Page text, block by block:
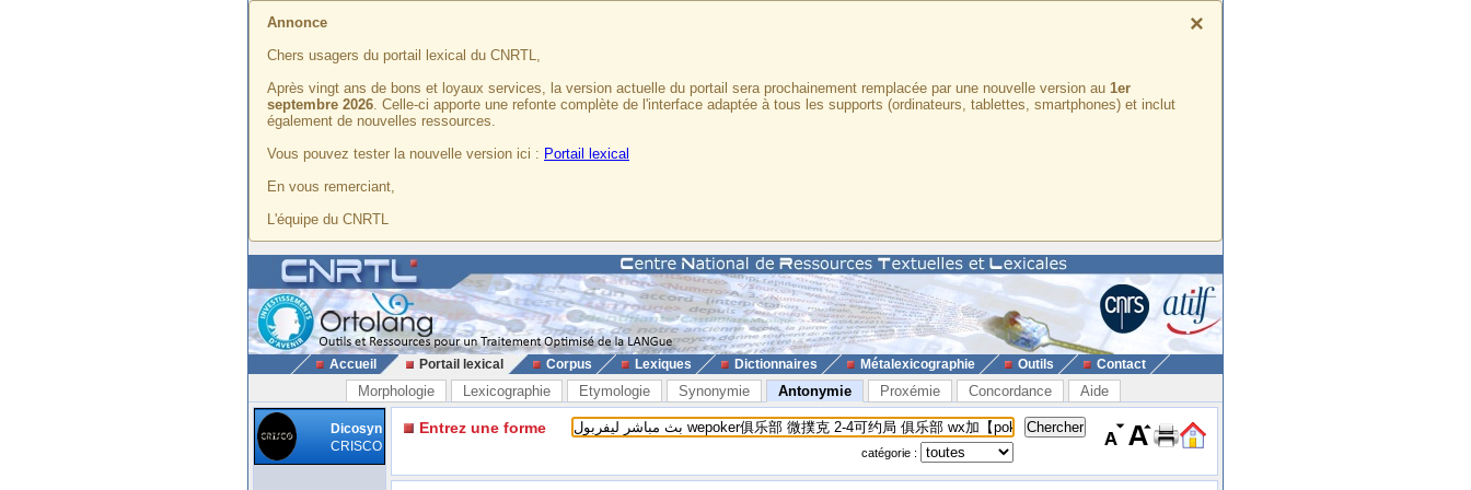
×
Annonce
Chers usagers du portail lexical du CNRTL,
Après vingt ans de bons et loyaux services, la version actuelle du portail sera prochainement remplacée par une nouvelle version au 1er
septembre 2026. Celle-ci apporte une refonte complète de l'interface adaptée à tous les supports (ordinateurs, tablettes, smartphones) et inclut
également de nouvelles ressources.
Vous pouvez tester la nouvelle version ici : Portail lexical
En vous remerciant,
L'équipe du CNRTL
Accueil Portail lexical Corpus Lexiques Dictionnaires Métalexicographie Outils Contact
Morphologie Lexicographie Etymologie Synonymie Antonymie Proxémie Concordance Aide
Dicosyn
CRISCO
Entrez une forme
catégorie :